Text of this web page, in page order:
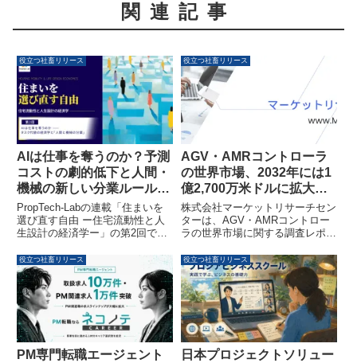
関連記事
役立つ社畜リリース
AIは仕事を奪うのか？予測
コストの劇的低下と人間・
機械の新しい分業ルール｜
PropTech-Lab
PropTech-Labの連載「住まいを
選び直す自由 ー住宅流動性と人
生設計の経済学ー」の第2回で
て経済学的な視点から解説されて
います。AIによる予測コストの低
下がもたらす社会の変化や、人間
と機械の新たな分業のあり方につ
いて考察されています。
役立つ社畜リリース
AGV・AMRコントローラ
の世界市場、2032年には1
億2,700万米ドルに拡大予
測
株式会社マーケットリサーチセン
ターは、AGV・AMRコントロー
ラの世界市場に関する調査レポー
4,712万米ドルから2032年には1
億2,700万米ドルへの拡大が予測
されており、年平均成長率15.2％
での成長が見込まれています。本
レポートでは、市場規模、市場動
向、セグメント別予測、関連企業
情報などが詳細に分析されていま
す。
役立つ社畜リリース
PM専門転職エージェント
役立つ社畜リリース
日本プロジェクトソリュー